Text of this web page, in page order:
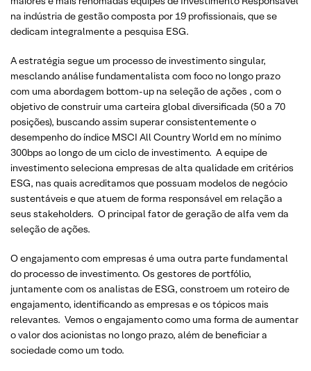
na indústria de gestão composta por 19 profissionais, que se
dedicam integralmente a pesquisa ESG.
A estratégia segue um processo de investimento singular,
mesclando análise fundamentalista com foco no longo prazo
com uma abordagem bottom-up na seleção de ações , com o
objetivo de construir uma carteira global diversificada (50 a 70
posições), buscando assim superar consistentemente o
desempenho do índice MSCI All Country World em no mínimo
300bps ao longo de um ciclo de investimento. A equipe de
investimento seleciona empresas de alta qualidade em critérios
ESG, nas quais acreditamos que possuam modelos de negócio
sustentáveis e que atuem de forma responsável em relação a
seus stakeholders. O principal fator de geração de alfa vem da
seleção de ações.
O engajamento com empresas é uma outra parte fundamental
do processo de investimento. Os gestores de portfólio,
juntamente com os analistas de ESG, constroem um roteiro de
engajamento, identificando as empresas e os tópicos mais
relevantes. Vemos o engajamento como uma forma de aumentar
o valor dos acionistas no longo prazo, além de beneficiar a
sociedade como um todo.